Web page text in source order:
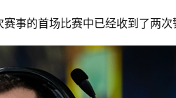
赛事的首场比赛中已经收到了两次